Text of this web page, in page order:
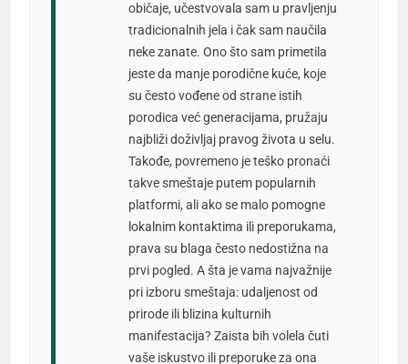
običaje, učestvovala sam u pravljenju
tradicionalnih jela i čak sam naučila
neke zanate. Ono što sam primetila
jeste da manje porodične kuće, koje
su često vođene od strane istih
porodica već generacijama, pružaju
najbliži doživljaj pravog života u selu.
Takođe, povremeno je teško pronaći
takve smeštaje putem popularnih
platformi, ali ako se malo pomogne
lokalnim kontaktima ili preporukama,
prava su blaga često nedostižna na
prvi pogled. A šta je vama najvažnije
pri izboru smeštaja: udaljenost od
prirode ili blizina kulturnih
manifestacija? Zaista bih volela čuti
vaše iskustvo ili preporuke za ona